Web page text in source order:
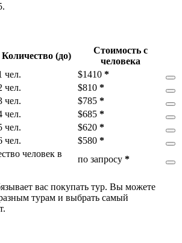
Количество (до)
Стоимость с
человека
чел. $1410 *
чел. $810 *
чел. $785 *
чел. $685 *
чел. $620 *
чел. $580 *
человек в
по запросу *
вас покупать тур. Вы можете
турам и выбрать самый